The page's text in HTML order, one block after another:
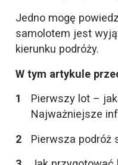
Jedno mogę
samolotem jest
kierunku podróży.
W tym artykule
Pierwszy lot –
Najważniejsze
Pierwsza podróż